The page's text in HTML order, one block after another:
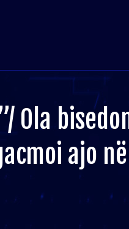
Ola
ajo